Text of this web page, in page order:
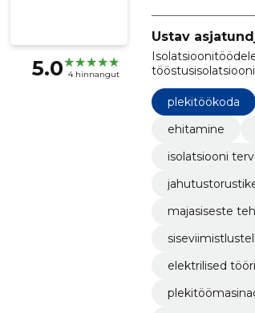
5.0 4 hinnangut
Ustav
plekitöökoda
ehitamine
isolatsiooni
majasiseste
elektrilised